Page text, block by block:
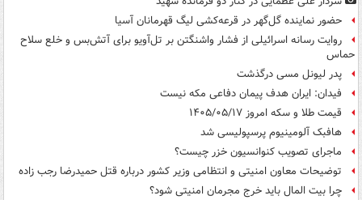
حضور نماینده گل‌گهر در قرعه‌کشی لیگ قهرمانان آسیا
روایت رسانه اسرائیلی از فشار واشنگتن بر تل‌آویو برای آتش‌بس و خلع سلاح
حماس
پدر لیونل مسی درگذشت
فیدان: ایران هدف پیمان دفاعی مکه نیست
قیمت طلا و سکه امروز ۱۴۰۵/۰۵/۱۷
هافبک آلومینیوم پرسپولیسی شد
ماجرای تصویب کنوانسیون خزر چیست؟
توضیحات معاون امنیتی و انتظامی وزیر کشور درباره قتل حمیدرضا رجب زاده
چرا بیت المال باید خرج مجرمان امنیتی شود؟